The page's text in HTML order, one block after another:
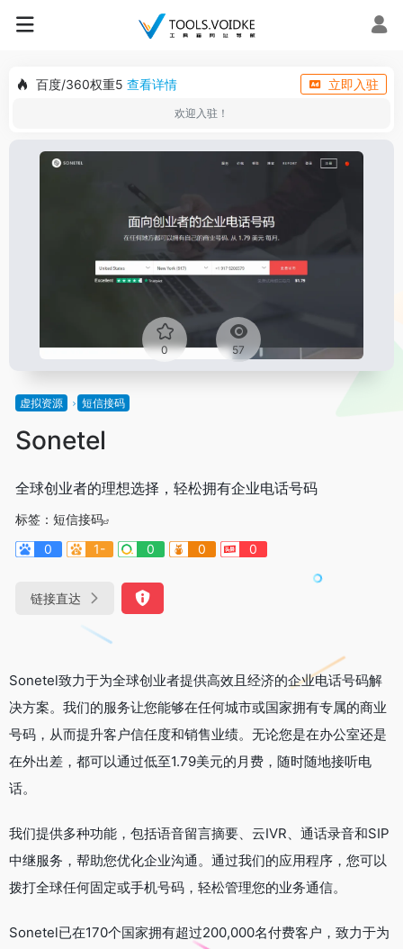
百度/360权重5 查看详情 立即入驻
欢迎入驻！
0 57
虚拟资源 短信接码
Sonetel
全球创业者的理想选择，轻松拥有企业电话号码
标签： 短信接码
0
1- 0 0 0
链接直达
Sonetel致力于为全球创业者提供高效且经济的企业电话号码解
决方案。我们的服务让您能够在任何城市或国家拥有专属的商业
号码，从而提升客户信任度和销售业绩。无论您是在办公室还是
在外出差，都可以通过低至1.79美元的月费，随时随地接听电
话。
我们提供多种功能，包括语音留言摘要、云IVR、通话录音和SIP
中继服务，帮助您优化企业沟通。通过我们的应用程序，您可以
拨打全球任何固定或手机号码，轻松管理您的业务通信。
Sonetel已在170个国家拥有超过200,000名付费客户，致力于为